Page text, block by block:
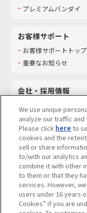
プレミアムバンダイ
お客様サポート
お客様サポートトップ
重要なお知らせ
会社・採用情報
採用情報
サステナビリティ
お問い合わせ
ウェブサイトご利用条件 ソ
個人情報及び特定個人情報
We use unique
analyze our traffic
Please click here to
cookies and the
sell or share
to/with our analytics
combine it with other
to them or that they
services. However,
users under 16 years
Cookies” if you are